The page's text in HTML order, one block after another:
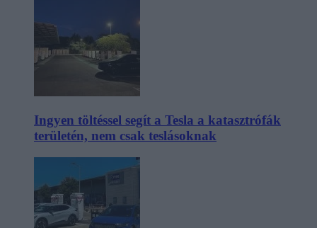
Ingyen töltéssel segít a Tesla a katasztrófák
területén, nem csak teslásoknak